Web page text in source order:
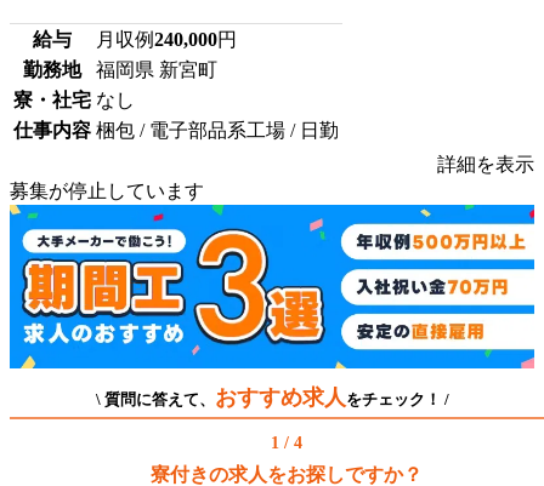
給与 月収例240,000円
勤務地
福岡県 新宮町
寮・社宅 なし
仕事内容 梱包 / 電子部品系工場 / 日勤
詳細を表示
募集が停止しています
\ 質問に答えて、 おすすめ求人 をチェック！ /
1 / 4
寮付きの求人をお探しですか？